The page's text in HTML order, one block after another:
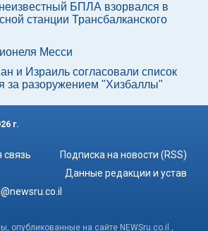
БПЛА взорвался в
станции Трансбалканского
Месси
и Израиль согласовали список
за разоружением "Хизбаллы"
г.
связь
Подписка на новости (RSS)
Данные редакции и устав
опубликованные на сайте NEWSru.co.il ,